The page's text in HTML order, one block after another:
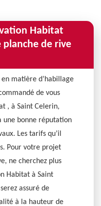
Habitat
de rive
matière d’habillage
de vous
, à Saint Celerin,
une bonne réputation
Les tarifs qu’il
Pour votre projet
ne cherchez plus
Habitat à Saint
assuré de
à la hauteur de